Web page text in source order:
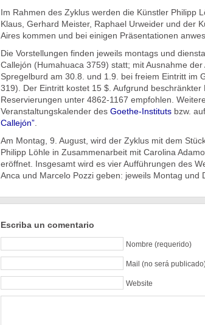
Im Rahmen des Zyklus werden die Künstler Philipp
Klaus, Gerhard Meister, Raphael Urweider und der
Aires kommen und bei einigen Präsentationen
Die Vorstellungen finden jeweils montags und
Callejón (Humahuaca 3759) statt; mit Ausnahme
Spregelburd am 30.8. und 1.9. bei freiem Eintritt im
319). Der Eintritt kostet 15 $. Aufgrund beschränkter
Reservierungen unter 4862-1167 empfohlen.
Veranstaltungskalender des Goethe-Institutsbzw.
Callejón”.
Am Montag, 9. August, wird der Zyklus mit dem
Philipp Löhle in Zusammenarbeit mit Carolina
eröffnet. Insgesamt wird es vier Aufführungen des
Anca und Marcelo Pozzi geben: jeweils Montag und
Escriba un comentario
Nombre (requerido)
Mail (no será
Website